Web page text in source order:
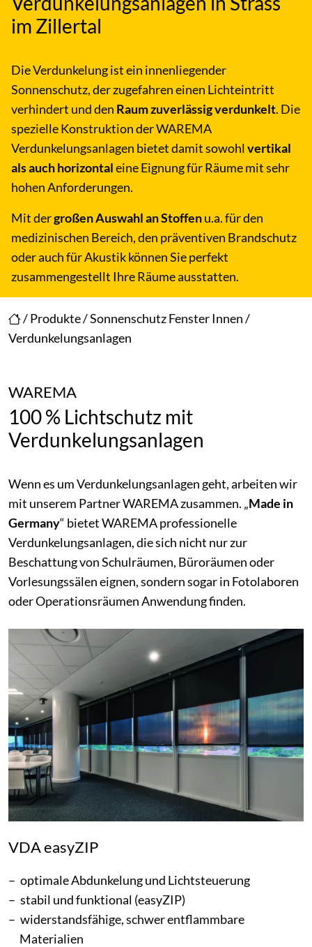
/Produkte/Sonnenschutz Fenster Innen/
Verdunkelungsanlagen
im Zillertal
Die Verdunkelung ist ein innenliegender
Sonnenschutz, der zugefahren einen Lichteintritt
verhindert und den Raum zuverlässig verdunkelt. Die
spezielle Konstruktion der WAREMA
Verdunkelungsanlagen bietet damit sowohlvertikal
als auch horizontaleine Eignung für Räume mit sehr
hohen Anforderungen.
Mit dergroßen Auswahl an Stoffenu.a. für den
medizinischen Bereich, den präventiven Brandschutz
oder auch für Akustik können Sie perfekt
zusammengestellt Ihre Räume ausstatten.
WAREMA
100 % Lichtschutz mit
Verdunkelungsanlagen
Wenn es um Verdunkelungsanlagen geht, arbeiten wir
mit unserem Partner WAREMA zusammen. „Made in
Germany“ bietet WAREMA professionelle
Verdunkelungsanlagen, die sich nicht nur zur
Beschattung von Schulräumen, Büroräumen oder
Vorlesungssälen eignen, sondern sogar in Fotolaboren
oder Operationsräumen Anwendung finden.
VDA easyZIP
optimale Abdunkelung und Lichtsteuerung
stabil und funktional (easyZIP)
widerstandsfähige, schwer entflammbare
Materialien